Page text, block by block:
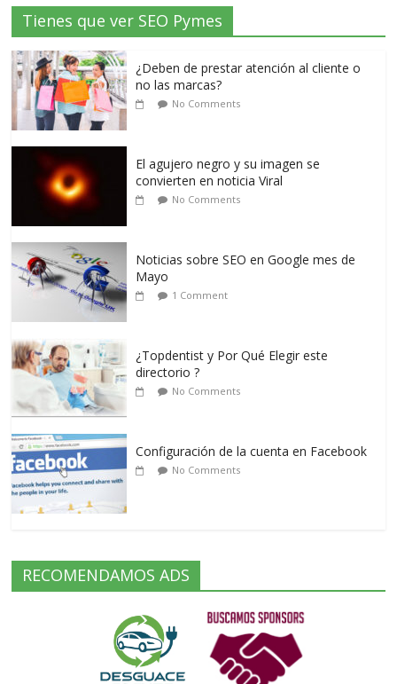
Tienes que ver SEO Pymes
¿Deben de prestar atención al cliente o
no las marcas?
No Comments
El agujero negro y su imagen se
convierten en noticia Viral
No Comments
Noticias sobre SEO en Google mes de
Mayo
1 Comment
¿Topdentist y Por Qué Elegir este
directorio ?
No Comments
Configuración de la cuenta en Facebook
No Comments
RECOMENDAMOS ADS